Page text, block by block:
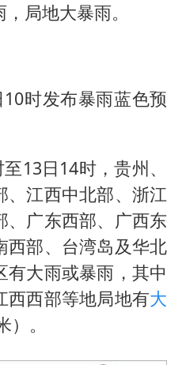
局地大暴雨。
时发布暴雨蓝色预
13日14时，贵州、
、江西中北部、浙江
、广东西部、广西东
西部、台湾岛及华北
大雨或暴雨，其中
西西部等地局地有大
）。